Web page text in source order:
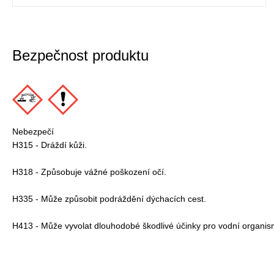
Bezpečnost produktu
Nebezpečí
H315 - Dráždí kůži.
H318 - Způsobuje vážné poškození očí.
H335 - Může způsobit podráždění dýchacích cest.
H413 - Může vyvolat dlouhodobé škodlivé účinky pro vodní